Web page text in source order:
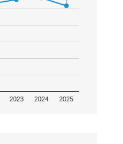
2023 2024 2025